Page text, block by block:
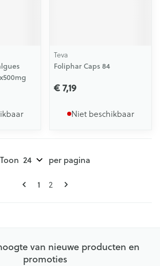
Teva
Foliphar Caps 84
€ 7,19
Niet beschikbaar
Pagina's
U lees momenteel pagina
1 Pagina
2
Toon per pagina
van nieuwe producten en
promoties